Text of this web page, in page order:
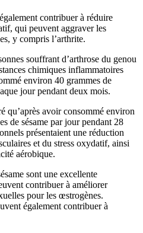
contribuer à réduire
qui peuvent aggraver les
y compris l’arthrite.
souffrant d’arthrose du genou
chimiques inflammatoires
environ 40 grammes de
jour pendant deux mois.
qu’après avoir consommé environ
de sésame par jour pendant 28
présentaient une réduction
et du stress oxydatif, ainsi
aérobique.
sont une excellente
contribuer à améliorer
pour les œstrogènes.
également contribuer à